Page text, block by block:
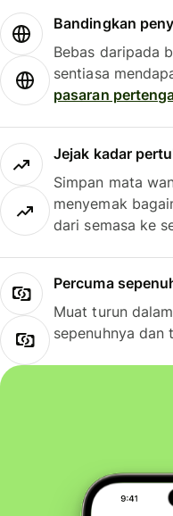
Bandingkan
Bebas daripada
sentiasa
pasaran
Jejak kadar
Simpan mata
menyemak
dari semasa ke
Percuma
Muat turun
sepenuhnya dan